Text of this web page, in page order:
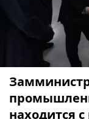
находится